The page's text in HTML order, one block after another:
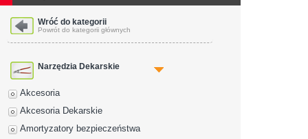
Wróć do kategorii
Powrót do kategorii głównych
Narzędzia Dekarskie
Akcesoria
Akcesoria Dekarskie
Amortyzatory bezpieczeństwa